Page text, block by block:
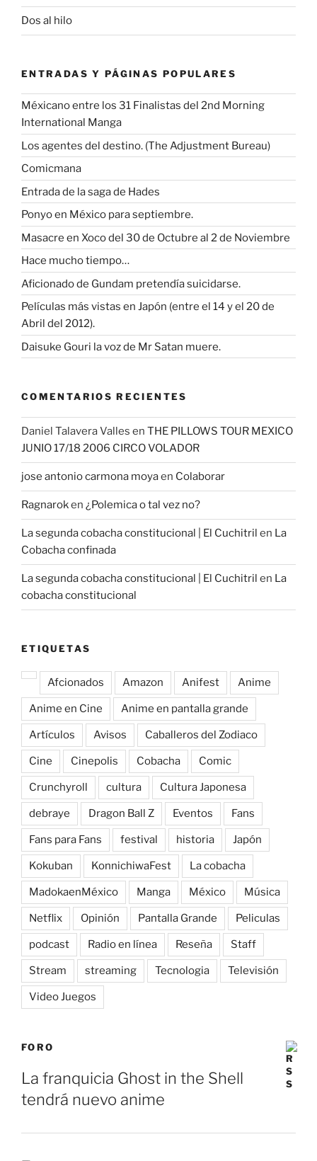
Dos al hilo
ENTRADAS Y PÁGINAS POPULARES
Méxicano entre los 31 Finalistas del 2nd Morning
International Manga
Los agentes del destino. (The Adjustment Bureau)
Comicmana
Entrada de la saga de Hades
Ponyo en México para septiembre.
Masacre en Xoco del 30 de Octubre al 2 de Noviembre
Hace mucho tiempo…
Aficionado de Gundam pretendía suicidarse.
Películas más vistas en Japón (entre el 14 y el 20 de
Abril del 2012).
Daisuke Gouri la voz de Mr Satan muere.
COMENTARIOS RECIENTES
Daniel Talavera Valles en THE PILLOWS TOUR MEXICO
JUNIO 17/18 2006 CIRCO VOLADOR
jose antonio carmona moyaen Colaborar
Ragnaroken ¿Polemica o tal vez no?
La segunda cobacha constitucional | El Cuchitril en La
Cobacha confinada
La segunda cobacha constitucional | El Cuchitril en La
cobacha constitucional
ETIQUETAS
Afcionados Amazon Anifest Anime
Anime en Cine Anime en pantalla grande
Artículos Avisos Caballeros del Zodiaco
Cine Cinepolis Cobacha Comic
Crunchyroll cultura Cultura Japonesa
debraye Dragon Ball Z Eventos Fans
Fans para Fans festival historia Japón
Kokuban KonnichiwaFest La cobacha
MadokaenMéxico Manga México Música
Netflix Opinión Pantalla Grande Peliculas
podcast Radio en línea Reseña Staff
Stream streaming Tecnologia Televisión
Video Juegos
FORO
La franquicia Ghost in the Shell
tendrá nuevo anime